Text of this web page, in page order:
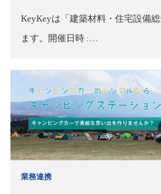
KeyKeyは「建築材料・住宅設備
ます。開催日時 :…
業務連携